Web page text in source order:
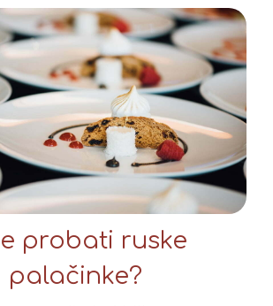
probati ruske
palačinke?